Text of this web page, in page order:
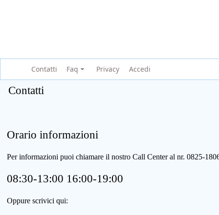
Contatti Faq Privacy Accedi
Contatti
Orario informazioni
Per informazioni puoi chiamare il nostro Call Center al nr. 0825-
08:30-13:00 16:00-19:00
Oppure scrivici qui: